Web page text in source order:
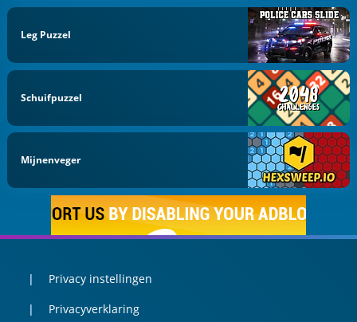
Leg Puzzel
Schuifpuzzel
Mijnenveger
Privacy instellingen
Privacyverklaring